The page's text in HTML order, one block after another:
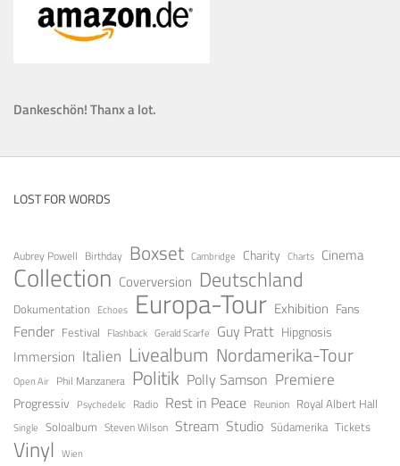
Dankeschön! Thanx a lot.
LOST FOR WORDS
Aubrey Powell Birthday Boxset Cambridge Charity Charts Cinema
Collection Coverversion Deutschland
Dokumentation Echoes Europa-Tour Exhibition Fans
Fender Festival Flashback Gerald Scarfe Guy Pratt Hipgnosis
Immersion Italien Livealbum Nordamerika-Tour
Open Air Phil Manzanera Politik Polly Samson Premiere
Progressiv Psychedelic Radio Rest in Peace Reunion Royal Albert Hall
Single Soloalbum Steven Wilson Stream Studio Südamerika Tickets
Vinyl Wien